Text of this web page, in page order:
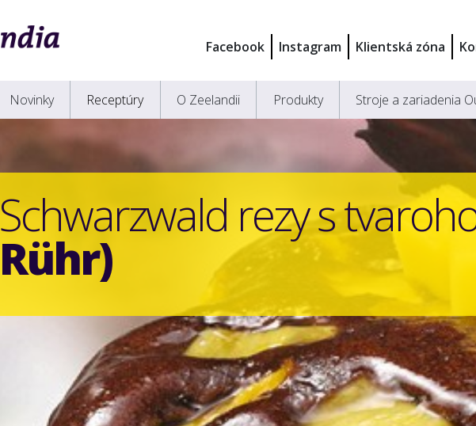
Facebook Instagram Klientská zóna
Novinky Receptúry O Zeelandii Produkty Stroje a zariadenia
Schwarzwald rezy s
Rühr)